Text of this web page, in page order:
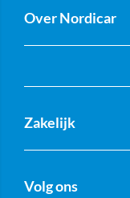
Over Nordicar
Zakelijk
Volg ons